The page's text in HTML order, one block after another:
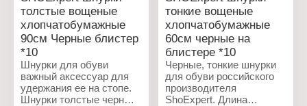
Длина: 75 см
Упаковка: блистер
Материал: хлопок
Цвет: коричневый
Длина: 90 см
Упаковка: блистер
Материал: хлопок
толстые вощеные
хлопчатобумажные
90см Черные блистер
*10
Шнурки для обуви
важный аксессуар для
удержания ее на стопе.
Шнурки толстые черные
тонкие вощеные
хлопчатобумажные
60см черные на
блистере *10
Черные, тонкие шнурки
для обуви российского
производителя
ShoExpert. Длина